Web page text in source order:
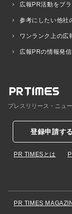
広報PR活動をブ
参考にしたい他社
ワンランク上の広
広報PRの情報発
プレスリリース・ニュ
登録申請する
PR TIMESとは
PR TIMES